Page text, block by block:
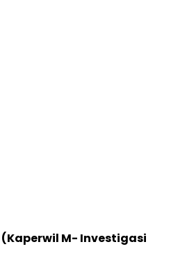
M- Investigasi